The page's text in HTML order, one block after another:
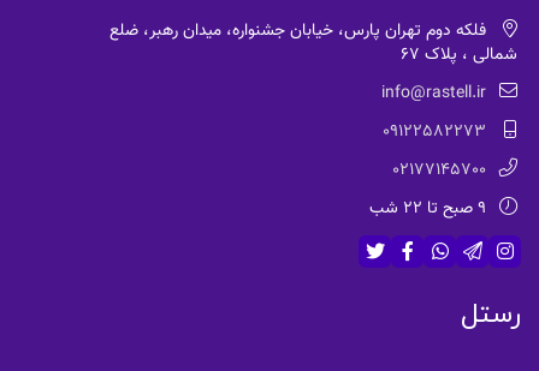
فلکه دوم تهران پارس، خیابان جشنواره، میدان رهبر، ضلع
شمالی ، پلاک 67
info@rastell.ir
09122582273
02177145700
9 صبح تا 22 شب
رستل